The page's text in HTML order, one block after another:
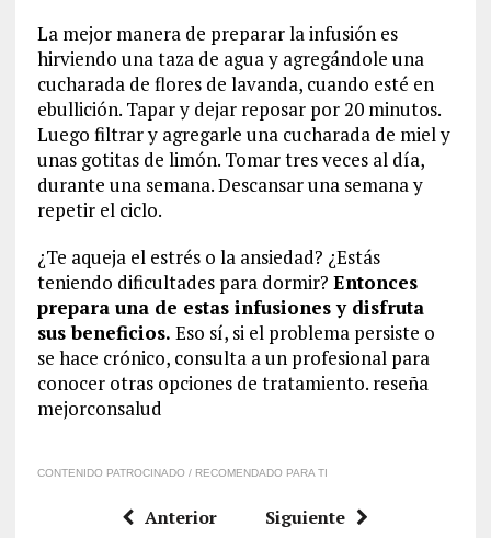
La mejor manera de preparar la infusión es
hirviendo una taza de agua y agregándole una
cucharada de flores de lavanda, cuando esté en
ebullición. Tapar y dejar reposar por 20 minutos.
Luego filtrar y agregarle una cucharada de miel y
unas gotitas de limón. Tomar tres veces al día,
durante una semana. Descansar una semana y
repetir el ciclo.
¿Te aqueja el estrés o la ansiedad? ¿Estás
teniendo dificultades para dormir? Entonces
prepara una de estas infusiones y disfruta
sus beneficios. Eso sí, si el problema persiste o
se hace crónico, consulta a un profesional para
conocer otras opciones de tratamiento. reseña
mejorconsalud
CONTENIDO PATROCINADO / RECOMENDADO PARA TI
Anterior Siguiente